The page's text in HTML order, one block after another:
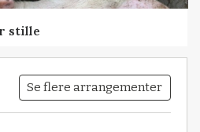
stille
Se flere arrangementer